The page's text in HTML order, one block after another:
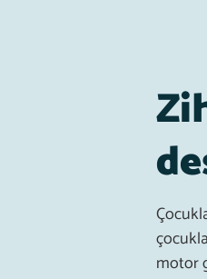
motor